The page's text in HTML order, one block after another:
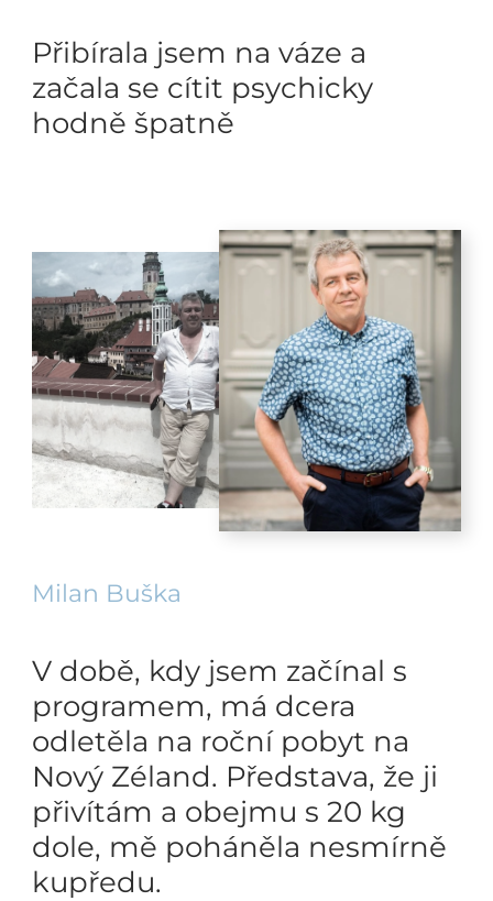
Přibírala jsem na váze a
začala se cítit psychicky
hodně špatně
Milan Buška
V době, kdy jsem začínal s
programem, má dcera
odletěla na roční pobyt na
Nový Zéland. Představa, že ji
přivítám a obejmu s 20 kg
dole, mě poháněla nesmírně
kupředu.